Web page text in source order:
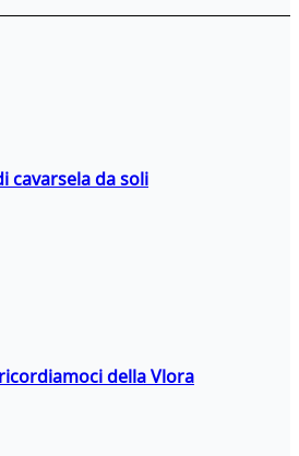
cavarsela da soli
della Vlora